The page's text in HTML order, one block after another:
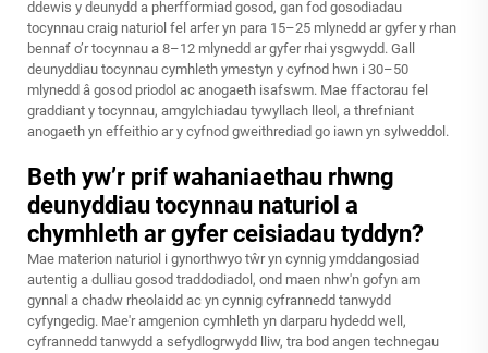
ddewis y deunydd a pherfformiad gosod, gan fod gosodiadau
tocynnau craig naturiol fel arfer yn para 15–25 mlynedd ar gyfer y rhan
bennaf o’r tocynnau a 8–12 mlynedd ar gyfer rhai ysgwydd. Gall
deunyddiau tocynnau cymhleth ymestyn y cyfnod hwn i 30–50
mlynedd â gosod priodol ac anogaeth isafswm. Mae ffactorau fel
graddiant y tocynnau, amgylchiadau tywyllach lleol, a threfniant
anogaeth yn effeithio ar y cyfnod gweithrediad go iawn yn sylweddol.
Beth yw’r prif wahaniaethau rhwng
deunyddiau tocynnau naturiol a
chymhleth ar gyfer ceisiadau tyddyn?
Mae materion naturiol i gynorthwyo tŵr yn cynnig ymddangosiad
autentig a dulliau gosod traddodiadol, ond maen nhw'n gofyn am
gynnal a chadw rheolaidd ac yn cynnig cyfrannedd tanwydd
cyfyngedig. Mae'r amgenion cymhleth yn darparu hydedd well,
cyfrannedd tanwydd a sefydlogrwydd lliw, tra bod angen technegau